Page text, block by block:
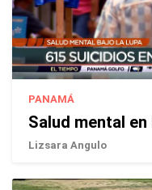
PANAMÁ
Salud mental
Lizsara Angulo